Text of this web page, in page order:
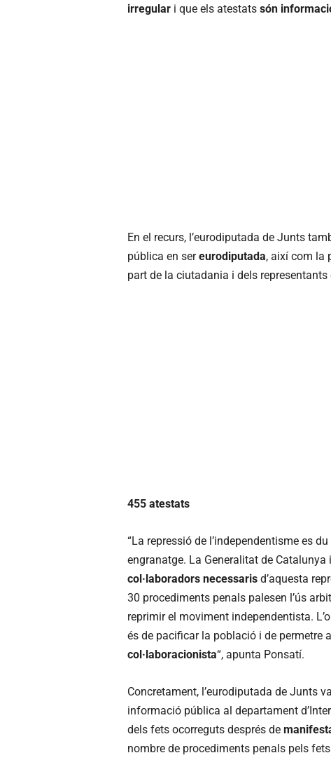
irregular i que els atestats són
En el recurs, l’eurodiputada de Junts
pública en sereurodiputada, així com la
part de la ciutadania i dels representants
455 atestats
“La repressió de l’independentisme es
engranatge. La Generalitat de Catalunya
col·laboradors necessaris d’aquesta
30 procediments penals palesen l’ús
reprimir el moviment independentista.
és de pacificar la població i de permetre
col·laboracionista“, apunta Ponsatí.
Concretament, l’eurodiputada de Junts
informació pública al departament
dels fets ocorreguts després de
nombre de procediments penals pels